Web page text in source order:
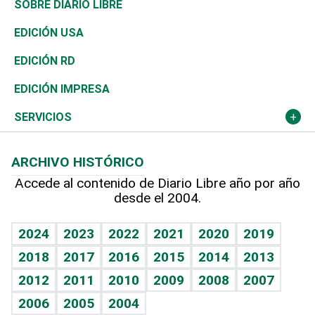
Reportajes
África
Ocenanía
Caribe
Resto del mundo
Vivienda
Telecom.
Global y variable
Economía personal
Buena Vida
Sociales
Novedades
Podcast Arte Libre
Hablando con el pediatra
Vida y familia
Eñe
Celebrando la vida
Sin complejos
Ciclismo
Tenis
Olimpismo
Más deportes
Línea de hit
TBT Deportivo
De buena tinta
En Directo
El Espía
Noticiero Poteleche
Columnistas
Más firmas
Clima
Tecnología
Historia
Martes de tecnología
Cambio climático
Mundo
Economía
Revista
Deportes
Opinión
Hecho en casa
Guía del dinero
SOBRE DIARIO LIBRE
EDICIÓN USA
EDICIÓN RD
EDICIÓN IMPRESA
SERVICIOS
Cumpleaños
Horóscopos
Crucigramas
ARCHIVO HISTÓRICO
Accede al contenido de Diario Libre año por año
desde el 2004.
2024 2023 2022 2021 2020
2019
2018
2017 2016 2015 2014
2013
2012
2011 2010 2009 2008
2007
2006
2005 2004